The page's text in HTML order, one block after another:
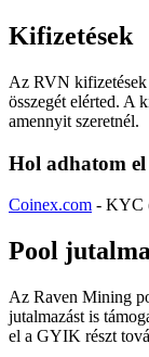
Kifizetések
Az RVN kifizetések
összegét elérted. A
amennyit szeretnél.
Hol adhatom
Coinex.com - KYC
Pool
Az Raven Mining
jutalmazást is
el a GYIK részt